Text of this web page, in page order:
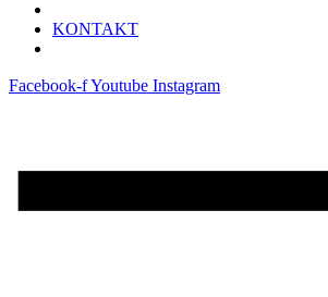
KONTAKT
Facebook-fYoutube Instagram